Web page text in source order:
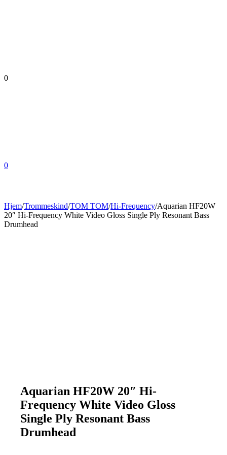
0
0
Hjem/Trommeskind/TOM TOM/Hi-Frequency/Aquarian HF20W
20″ Hi-Frequency White Video Gloss Single Ply Resonant Bass
Drumhead
Aquarian HF20W 20″ Hi-
Frequency White Video Gloss
Single Ply Resonant Bass
Drumhead